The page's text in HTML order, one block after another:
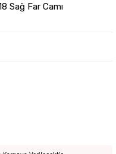
Sağ Far Camı